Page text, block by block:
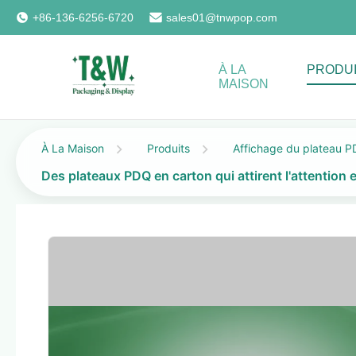
+86-136-6256-6720 sales01@tnwpop.com
À LA
MAISON
À La Maison Produits Affichage du plateau
Des plateaux PDQ en carton qui attirent